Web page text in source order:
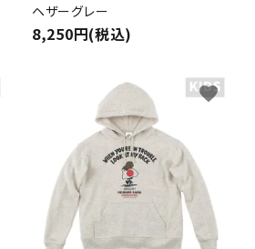
ヘザーグレー
8,250円(税込)
favorite